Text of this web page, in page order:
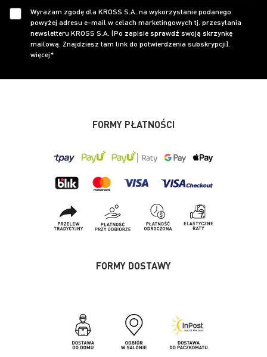
Wyrażam zgodę dla KROSS S.A. na wykorzystanie podanego
powyżej adresu e-mail w celach marketingowych tj. przesyłania
newsletteru KROSS S.A. (Po zapisie sprawdź swoją skrzynkę
mailową. Znajdziesz tam link do potwierdzenia subskrypcji).
więcej*
FORMY PŁATNOŚCI
FORMY DOSTAWY